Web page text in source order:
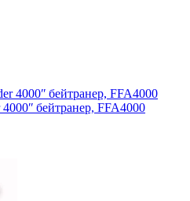
бейтранер, FFA4000